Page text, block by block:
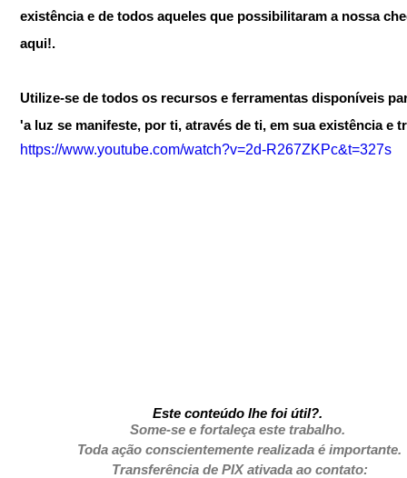
existência e de todos aqueles que possibilitaram a nossa
aqui!.
Utilize-se de todos os recursos e ferramentas disponíveis
'a luz se manifeste, por ti, através de ti, em sua existência e
https://www.youtube.com/watch?v=2d-R267ZKPc&t=327s
Este conteúdo lhe foi útil?.
Some-se e fortaleça este trabalho.
Toda ação conscientemente realizada é importante.
Transferência de PIX ativada ao contato: